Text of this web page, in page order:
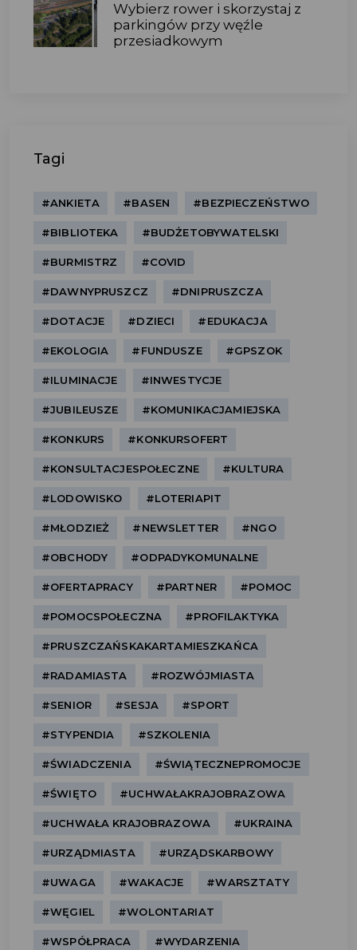
Wybierz rower i skorzystaj z
parkingów przy węźle
przesiadkowym
Tagi
#ANKIETA #BASEN #BEZPIECZEŃSTWO
#BIBLIOTEKA #BUDŻETOBYWATELSKI
#BURMISTRZ #COVID
#DAWNYPRUSZCZ #DNIPRUSZCZA
#DOTACJE #DZIECI #EDUKACJA
#EKOLOGIA #FUNDUSZE #GPSZOK
#ILUMINACJE #INWESTYCJE
#JUBILEUSZE #KOMUNIKACJAMIEJSKA
#KONKURS #KONKURSOFERT
#KONSULTACJESPOŁECZNE #KULTURA
#LODOWISKO #LOTERIAPIT
#MŁODZIEŻ #NEWSLETTER #NGO
#OBCHODY #ODPADYKOMUNALNE
#OFERTAPRACY #PARTNER #POMOC
#POMOCSPOŁECZNA #PROFILAKTYKA
#PRUSZCZAŃSKAKARTAMIESZKAŃCA
#RADAMIASTA #ROZWÓJMIASTA
#SENIOR #SESJA #SPORT
#STYPENDIA #SZKOLENIA
#ŚWIADCZENIA #ŚWIĄTECZNEPROMOCJE
#ŚWIĘTO #UCHWAŁAKRAJOBRAZOWA
#UCHWAŁA KRAJOBRAZOWA #UKRAINA
#URZĄDMIASTA #URZĄDSKARBOWY
#UWAGA #WAKACJE #WARSZTATY
#WĘGIEL #WOLONTARIAT
#WSPÓŁPRACA #WYDARZENIA